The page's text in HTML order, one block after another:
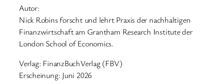
Autor:
Nick Robins forscht und lehrt Praxis der nachhaltigen
Finanzwirtschaft am Grantham Research Institute der
London School of Economics.
Verlag: FinanzBuchVerlag (FBV)
Erscheinung: Juni 2026